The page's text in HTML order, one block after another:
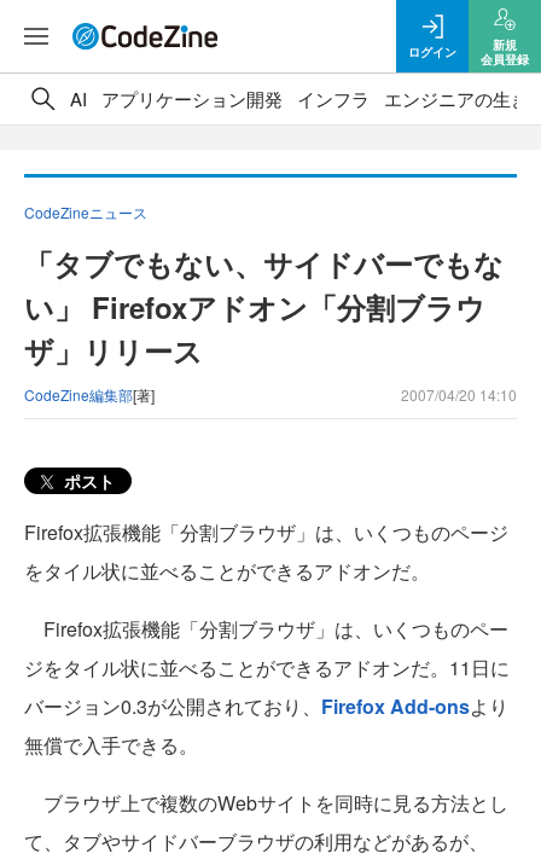
ログイン
新規
会員登録
AI アプリケーション開発 インフラ エンジニアの生き
CodeZineニュース
「タブでもない、サイドバーでもな
い」 Firefoxアドオン「分割ブラウ
ザ」リリース
CodeZine編集部[著] 2007/04/20 14:10
ポスト
Firefox拡張機能「分割ブラウザ」は、いくつものページ
をタイル状に並べることができるアドオンだ。
Firefox拡張機能「分割ブラウザ」は、いくつものペー
ジをタイル状に並べることができるアドオンだ。11日に
バージョン0.3が公開されており、 Firefox Add-onsより
無償で入手できる。
ブラウザ上で複数のWebサイトを同時に見る方法とし
て、タブやサイドバーブラウザの利用などがあるが、